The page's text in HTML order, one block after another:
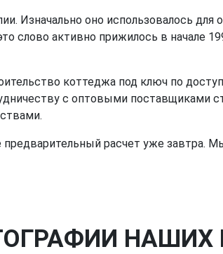
Изначально оно использовалось
слово активно прижилось в начале
коттеджа под ключ по
с оптовыми поставщиками
предварительный расчет уже завтра.
НАШИХ